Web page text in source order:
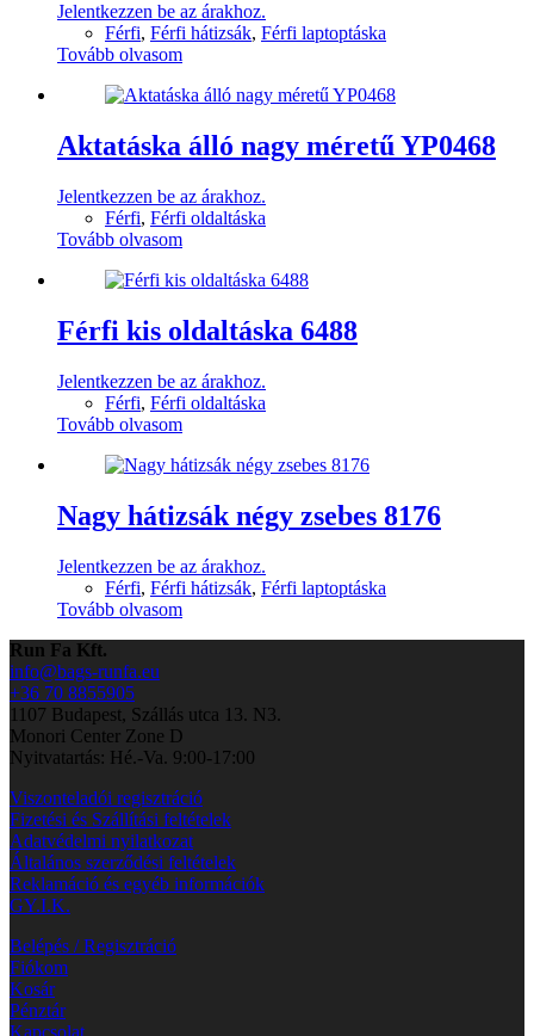
Jelentkezzen be az árakhoz.
Férfi, Férfi hátizsák, Férfi laptoptáska
Tovább olvasom
Aktatáska álló nagy méretű YP0468
Jelentkezzen be az árakhoz.
Férfi, Férfi oldaltáska
Tovább olvasom
Férfi kis oldaltáska 6488
Jelentkezzen be az árakhoz.
Férfi, Férfi oldaltáska
Tovább olvasom
Nagy hátizsák négy zsebes 8176
Jelentkezzen be az árakhoz.
Férfi, Férfi hátizsák, Férfi laptoptáska
Tovább olvasom
Run Fa Kft.
info@bags-runfa.eu
+36 70 8855905
1107 Budapest, Szállás utca 13. N3.
Monori Center Zone D
Nyitvatartás: Hé.-Va. 9:00-17:00
Viszonteladói regisztráció
Fizetési és Szállítási feltételek
Adatvédelmi nyilatkozat
Általános szerződési feltételek
Reklamáció és egyéb információk
GY.I.K.
Belépés / Regisztráció
Fiókom
Kosár
Pénztár
Kapcsolat